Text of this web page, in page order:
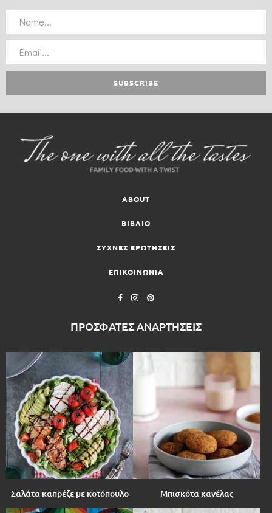
ABOUT
ΒΙΒΛΙΟ
ΣΥΧΝΕΣ ΕΡΩΤΗΣΕΙΣ
ΕΠΙΚΟΙΝΩΝΙΑ
ΠΡΟΣΦΑΤΕΣ ΑΝΑΡΤΗΣΕΙΣ
Σαλάτα καπρέζε με κοτόπουλο Μπισκότα κανέλας